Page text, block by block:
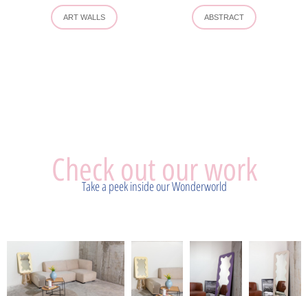
ABSTRACT
ART WALLS
Check out our work
Take a peek inside our Wonderworld